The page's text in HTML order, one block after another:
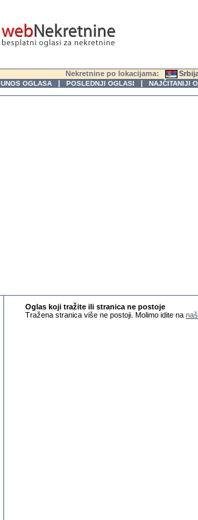
Nekretnine po lokacijama:
UNOS OGLASA | POSLEDNJI OGLASI | NAJČITANIJI
Oglas koji tražite ili stranica ne postoje
Tražena stranica više ne postoji. Molimo idite na